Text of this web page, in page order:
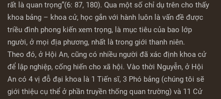
rất là quan trọng”(6: 87, 180). Qua một số chỉ dụ trên cho thấy
khoa bảng – khoa cử, học gắn với hành luôn là vấn đề được
triều đình phong kiến xem trọng, là mục tiêu của bao lớp
người, ở mọi địa phương, nhất là trong giới thanh niên.
Theo đó, ở Hội An, cũng có nhiều người đã xác định khoa cử
để lập nghiệp, cống hiến cho xã hội. Vào thời Nguyễn, ở Hội
An có 4 vị đỗ đại khoa là 1 Tiến sĩ, 3 Phó bảng (chúng tôi sẽ
giới thiệu cụ thể ở phần truyền thống quan trường) và 11 Cử